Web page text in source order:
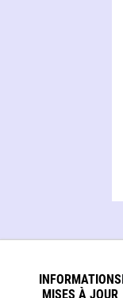
INFORMATIONS
MISES À JOUR